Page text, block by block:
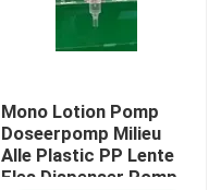
Mono Lotion Pomp
Doseerpomp Milieu
Alle Plastic PP Lente
Fles Dispenser Pomp